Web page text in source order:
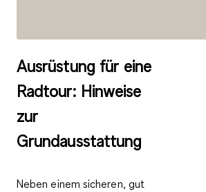
Ausrüstung für eine
Radtour: Hinweise
zur
Grundausstattung
Neben einem sicheren, gut